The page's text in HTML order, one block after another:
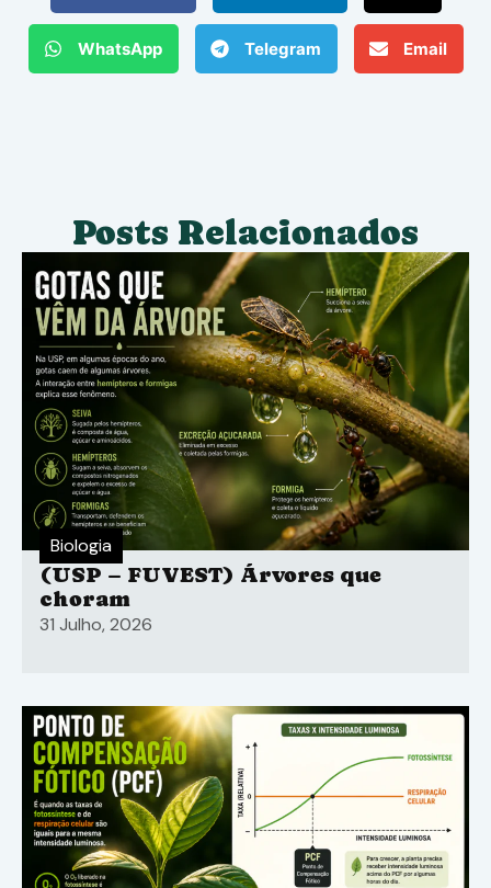
WhatsApp Telegram Email
Posts Relacionados
Biologia
(USP – FUVEST) Árvores que
choram
31 Julho, 2026